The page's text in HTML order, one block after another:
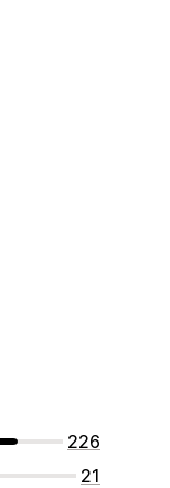
226
21